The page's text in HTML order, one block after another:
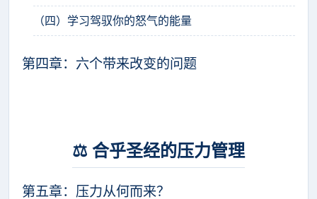
（四）学习驾驭你的怒气的能量
第四章：六个带来改变的问题
⚖️ 合乎圣经的压力管理
第五章：压力从何而来？